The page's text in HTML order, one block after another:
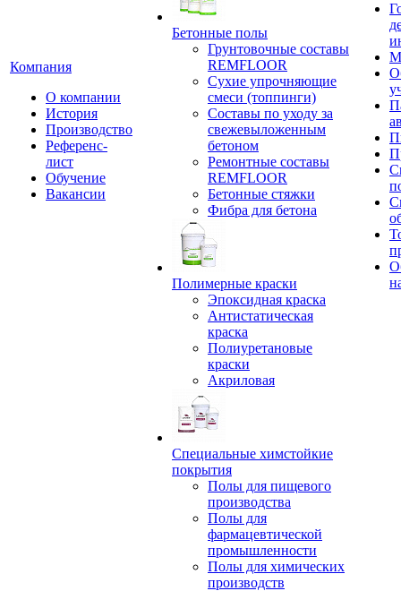
Компания
О компании
История
Производство
Референс-
лист
Обучение
Вакансии
Бетонные полы
Грунтовочные составы
REMFLOOR
Сухие упрочняющие
смеси (топпинги)
Составы по уходу за
свежевыложенным
бетоном
Ремонтные составы
REMFLOOR
Бетонные стяжки
Фибра для бетона
Полимерные краски
Эпоксидная краска
Антистатическая
краска
Полиуретановые
краски
Акриловая
Специальные химстойкие
покрытия
Полы для пищевого
производства
Полы для
фармацевтической
промышленности
Полы для химических
производств